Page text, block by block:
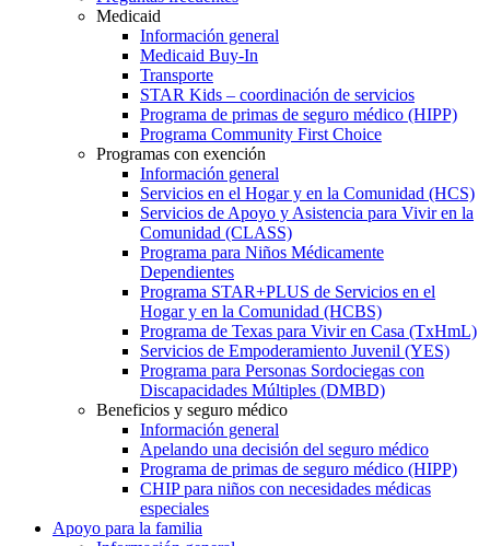
Medicaid
Información general
Medicaid Buy-In
Transporte
STAR Kids – coordinación de servicios
Programa de primas de seguro médico (HIPP)
Programa Community First Choice
Programas con exención
Información general
Servicios en el Hogar y en la Comunidad (HCS)
Servicios de Apoyo y Asistencia para Vivir en la
Comunidad (CLASS)
Programa para Niños Médicamente
Dependientes
Programa STAR+PLUS de Servicios en el
Hogar y en la Comunidad (HCBS)
Programa de Texas para Vivir en Casa (TxHmL)
Servicios de Empoderamiento Juvenil (YES)
Programa para Personas Sordociegas con
Discapacidades Múltiples (DMBD)
Beneficios y seguro médico
Información general
Apelando una decisión del seguro médico
Programa de primas de seguro médico (HIPP)
CHIP para niños con necesidades médicas
especiales
Apoyo para la familia